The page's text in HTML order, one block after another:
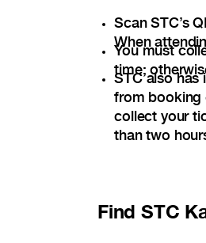
Scan STC’s
When
You must
time;
STC also has
from booking
collect your
than two
FindSTC